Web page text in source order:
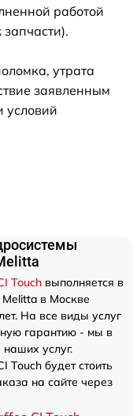
работой
утрата
заявленным
условий
Touch выполняется в
в Москве
На все виды услуг
гарантию - мы в
услуг.
Touch будет стоить
на сайте через